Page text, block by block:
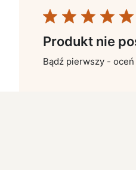
Produkt nie
Bądź pierwszy -